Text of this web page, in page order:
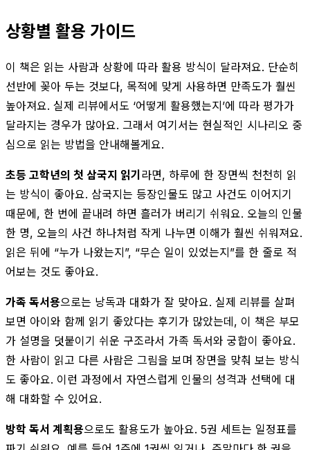
상황별 활용 가이드
이 책은 읽는 사람과 상황에 따라 활용 방식이 달라져요. 단순히
선반에 꽂아 두는 것보다, 목적에 맞게 사용하면 만족도가 훨씬
높아져요. 실제 리뷰에서도 ‘어떻게 활용했는지’에 따라 평가가
달라지는 경우가 많아요. 그래서 여기서는 현실적인 시나리오 중
심으로 읽는 방법을 안내해볼게요.
초등 고학년의 첫 삼국지 읽기 라면, 하루에 한 장면씩 천천히 읽
는 방식이 좋아요. 삼국지는 등장인물도 많고 사건도 이어지기
때문에, 한 번에 끝내려 하면 흘러가 버리기 쉬워요. 오늘의 인물
한 명, 오늘의 사건 하나처럼 작게 나누면 이해가 훨씬 쉬워져요.
읽은 뒤에 “누가 나왔는지”, “무슨 일이 있었는지”를 한 줄로 적
어보는 것도 좋아요.
가족 독서용으로는 낭독과 대화가 잘 맞아요. 실제 리뷰를 살펴
보면 아이와 함께 읽기 좋았다는 후기가 많았는데, 이 책은 부모
가 설명을 덧붙이기 쉬운 구조라서 가족 독서와 궁합이 좋아요.
한 사람이 읽고 다른 사람은 그림을 보며 장면을 맞춰 보는 방식
도 좋아요. 이런 과정에서 자연스럽게 인물의 성격과 선택에 대
해 대화할 수 있어요.
방학 독서 계획용으로도 활용도가 높아요. 5권 세트는 일정표를